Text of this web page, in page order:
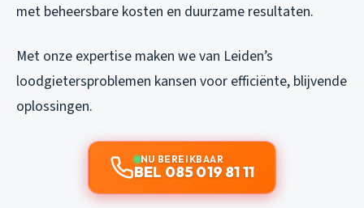
met beheersbare kosten en duurzame resultaten.
Met onze expertise maken we van Leiden’s
loodgietersproblemen kansen voor efficiënte, blijvende
oplossingen.
NU BEREIKBAAR
BEL 085 019 81 11